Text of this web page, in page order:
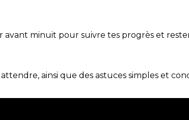
minuit pour suivre tes progrès et
ainsi que des astuces simples et